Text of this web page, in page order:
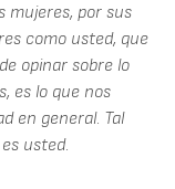
mujeres, por sus
como usted, que
opinar sobre lo
es lo que nos
en general. Tal
usted.